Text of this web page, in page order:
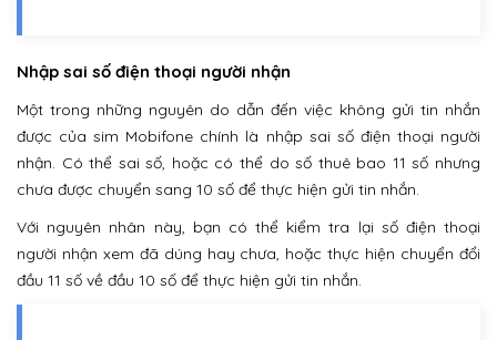
Nhập sai số điện thoại người nhận
Một trong những nguyên do dẫn đến việc không gửi tin nhắn
được của sim Mobifone chính là nhập sai số điện thoại người
nhận. Có thể sai số, hoặc có thể do số thuê bao 11 số nhưng
chưa được chuyển sang 10 số để thực hiện gửi tin nhắn.
Với nguyên nhân này, bạn có thể kiểm tra lại số điện thoại
người nhận xem đã dúng hay chưa, hoặc thực hiện chuyển đổi
đầu 11 số về đầu 10 số để thực hiện gửi tin nhắn.